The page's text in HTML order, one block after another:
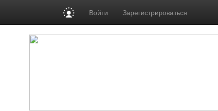
Войти Зарегистрироваться